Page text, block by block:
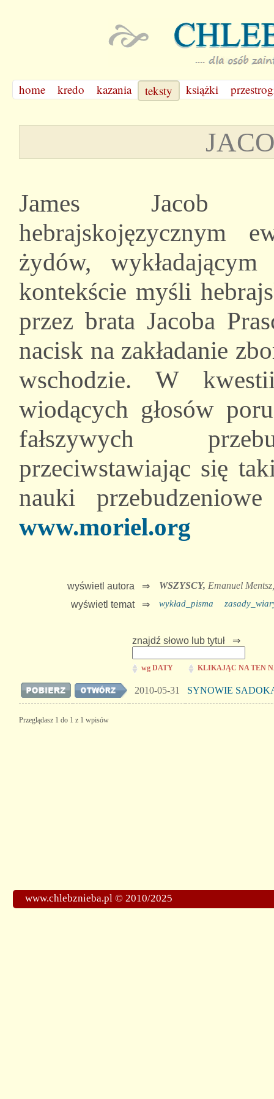
home kredo kazania teksty książki
James Jacob
hebrajskojęzycznym
żydów,
kontekście myśli
przez brata Jacoba
nacisk na zakładanie
wschodzie. W
wiodących głosów
fałszywych
przeciwstawiając się
nauki
www.moriel.org
wyświetl autora ⇒ WSZYSCY, Emanuel
wyświetl temat ⇒
wykład_pisma
znajdź słowo lub tytuł ⇒
wg DATY KLIKAJĄC NA TEN
2010-05-31 SYNOWIE
Przeglądasz 1 do 1 z 1 wpisów
www.chlebznieba.pl © 2010/2025